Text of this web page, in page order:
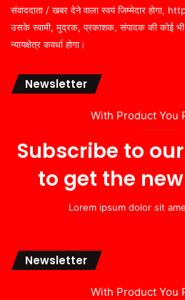
संवाददाता / खबर देने वाला स्वयं जिम्मेदार
उसके स्वामी, मुद्रक, प्रकाशक, संपादक की कोई भी
न्यायक्षेत्र कवर्धा होगा।
Newsletter
With Product You
Subscribe to
to get the
Lorem ipsum dolor sit
Newsletter
With Product You